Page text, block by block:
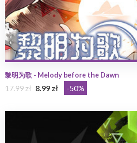
黎明为歌 - Melody before the Dawn
17.99 zł 8.99 zł -50%